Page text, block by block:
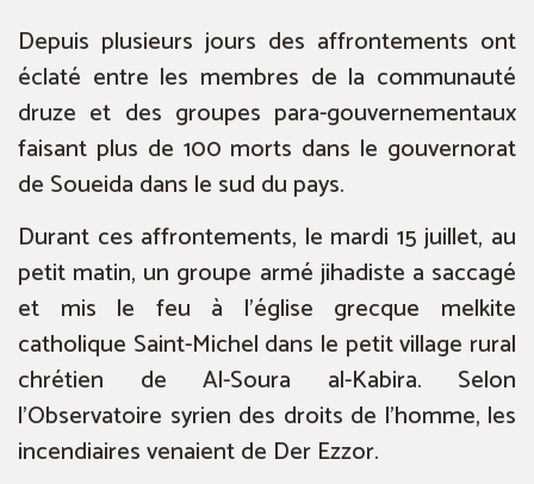
Depuis plusieurs jours des affrontements ont
éclaté entre les membres de la communauté
druze et des groupes para-gouvernementaux
faisant plus de 100 morts dans le gouvernorat
de Soueida dans le sud du pays.
Durant ces affrontements, le mardi 15 juillet, au
petit matin, un groupe armé jihadiste a saccagé
et mis le feu à l’église grecque melkite
catholique Saint-Michel dans le petit village rural
chrétien de Al-Soura al-Kabira. Selon
l’Observatoire syrien des droits de l’homme, les
incendiaires venaient de Der Ezzor.